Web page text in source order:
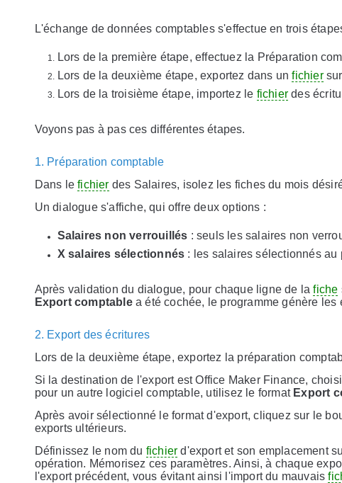
L'échange de données comptables s'effectue en trois
Lors de la première étape, effectuez la Préparation
Lors de la deuxième étape, exportez dans unfichiersur
Lors de la troisième étape, importez le fichier des
Voyons pas à pas ces différentes étapes.
1. Préparation comptable
Dans lefichier des Salaires, isolez les fiches du mois
Un dialogue s'affiche, qui offre deux options :
Salaires non verrouillés : seuls les salaires non
X salaires sélectionnés : les salaires sélectionnés au
Après validation du dialogue, pour chaque ligne de lafiche
Export comptablea été cochée, le programme génère les
2. Export des écritures
Lors de la deuxième étape, exportez la préparation
Si la destination de l'export est Office Maker Finance,
pour un autre logiciel comptable, utilisez le format Export
Après avoir sélectionné le format d'export, cliquez sur le
exports ultérieurs.
Définissez le nom du fichier d'export et son emplacement
opération. Mémorisez ces paramètres. Ainsi, à chaque
l'export précédent, vous évitant ainsi l'import du mauvais